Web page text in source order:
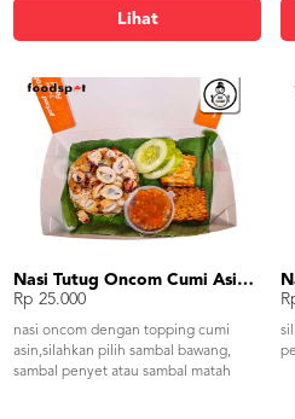
Lihat
Nasi Tutug Oncom Cumi Asin Tahu Tempe
Rp 25.000
nasi oncom dengan topping cumi
asin,silahkan pilih sambal bawang,
sambal penyet atau sambal matah